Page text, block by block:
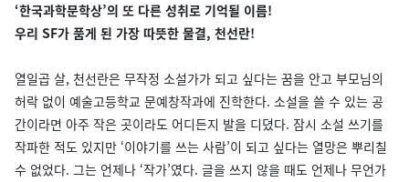
‘한국과학문학상’의 또 다른 성취로 기억될 이름!
우리 SF가 품게 된 가장 따뜻한 물결, 천선란!
열일곱 살, 천선란은 무작정 소설가가 되고 싶다는 꿈을 안고 부모님의
허락 없이 예술고등학교 문예창작과에 진학한다. 소설을 쓸 수 있는 공
간이라면 아주 작은 곳이라도 어디든지 발을 디뎠다. 잠시 소설 쓰기를
작파한 적도 있지만 ‘이야기를 쓰는 사람’이 되고 싶다는 열망은 뿌리칠
수 없었다. 그는 언제나 ‘작가’였다. 글을 쓰지 않을 때도 언제나 무언가